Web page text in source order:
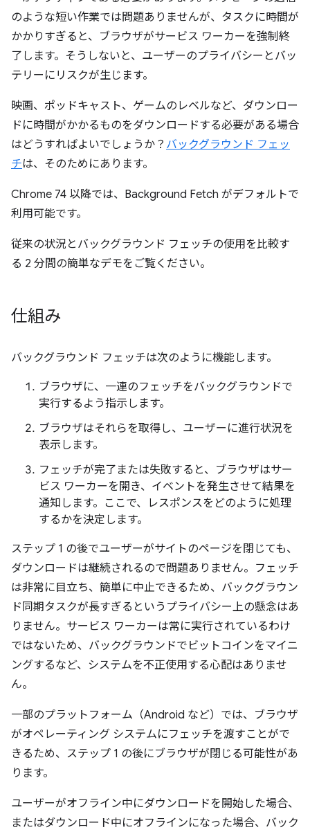
のような短い作業では問題ありませんが、タスクに時間が
かかりすぎると、ブラウザがサービス ワーカーを強制終
了します。そうしないと、ユーザーのプライバシーとバッ
テリーにリスクが生じます。
映画、ポッドキャスト、ゲームのレベルなど、ダウンロー
ドに時間がかかるものをダウンロードする必要がある場合
はどうすればよいでしょうか？ バックグラウンド フェッ
チは、そのためにあります。
Chrome 74 以降では、Background Fetch がデフォルトで
利用可能です。
従来の状況とバックグラウンド フェッチの使用を比較す
る 2 分間の簡単なデモをご覧ください。
仕組み
バックグラウンド フェッチは次のように機能します。
ブラウザに、一連のフェッチをバックグラウンドで
実行するよう指示します。
ブラウザはそれらを取得し、ユーザーに進行状況を
表示します。
フェッチが完了または失敗すると、ブラウザはサー
ビス ワーカーを開き、イベントを発生させて結果を
通知します。ここで、レスポンスをどのように処理
するかを決定します。
ステップ 1 の後でユーザーがサイトのページを閉じても、
ダウンロードは継続されるので問題ありません。フェッチ
は非常に目立ち、簡単に中止できるため、バックグラウン
ド同期タスクが長すぎるというプライバシー上の懸念はあ
りません。サービス ワーカーは常に実行されているわけ
ではないため、バックグラウンドでビットコインをマイニ
ングするなど、システムを不正使用する心配はありませ
ん。
一部のプラットフォーム（Android など）では、ブラウザ
がオペレーティング システムにフェッチを渡すことがで
きるため、ステップ 1 の後にブラウザが閉じる可能性があ
ります。
ユーザーがオフライン中にダウンロードを開始した場合、
またはダウンロード中にオフラインになった場合、バック